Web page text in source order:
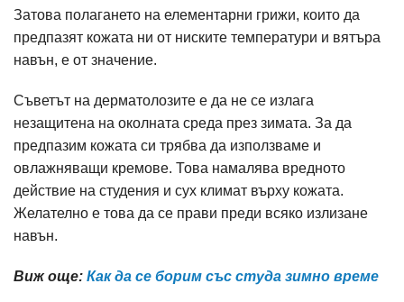
Затова полагането на елементарни грижи, които да
предпазят кожата ни от ниските температури и вятъра
навън, е от значение.
Съветът на дерматолозите е да не се излага
незащитена на околната среда през зимата. За да
предпазим кожата си трябва да използваме и
овлажняващи кремове. Това намалява вредното
действие на студения и сух климат върху кожата.
Желателно е това да се прави преди всяко излизане
навън.
Виж още: Как да се борим със студа зимно време